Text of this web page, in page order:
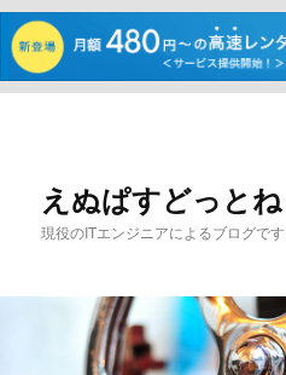
えぬぱすどっと
現役のITエンジニアによるブログです